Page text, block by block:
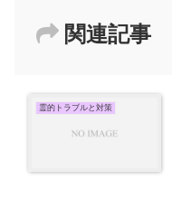
関連記事
霊的トラブルと対策